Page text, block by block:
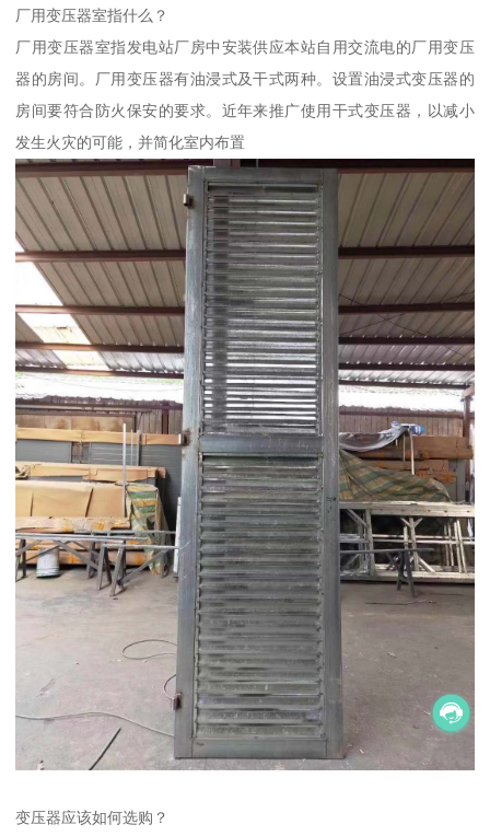
厂用变压器室指什么？
厂用变压器室指发电站厂房中安装供应本站自用交流电的厂用变压
器的房间。厂用变压器有油浸式及干式两种。设置油浸式变压器的
房间要符合防火保安的要求。近年来推广使用干式变压器，以减小
发生火灾的可能，并简化室内布置
变压器应该如何选购？